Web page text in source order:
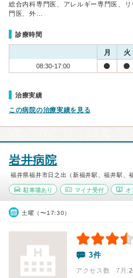
総合内科専門医、アレルギー専門医、
門医、外…
診療時間
月 火
08:30-17:00
治療実績
この病院の治療実績を見る
岩井病院
福井県福井市日之出（新福井駅、福井駅、
駐車場あり マイナ受付 オ
土曜（〜17:30）
3件
アクセス数 7月: